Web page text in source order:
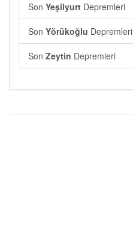
Son Yeşilyurt Depremleri
Son Yörükoğlu Depremleri
Son Zeytin Depremleri